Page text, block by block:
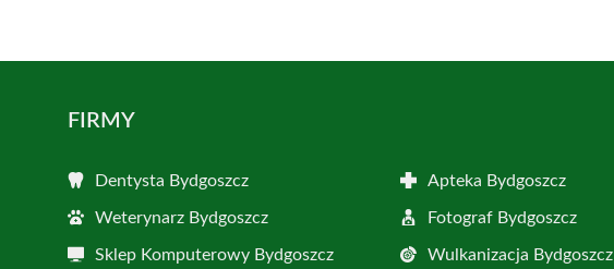
FIRMY
Dentysta Bydgoszcz Apteka Bydgoszcz
Weterynarz Bydgoszcz Fotograf Bydgoszcz
Sklep Komputerowy Bydgoszcz Wulkanizacja Bydgoszcz